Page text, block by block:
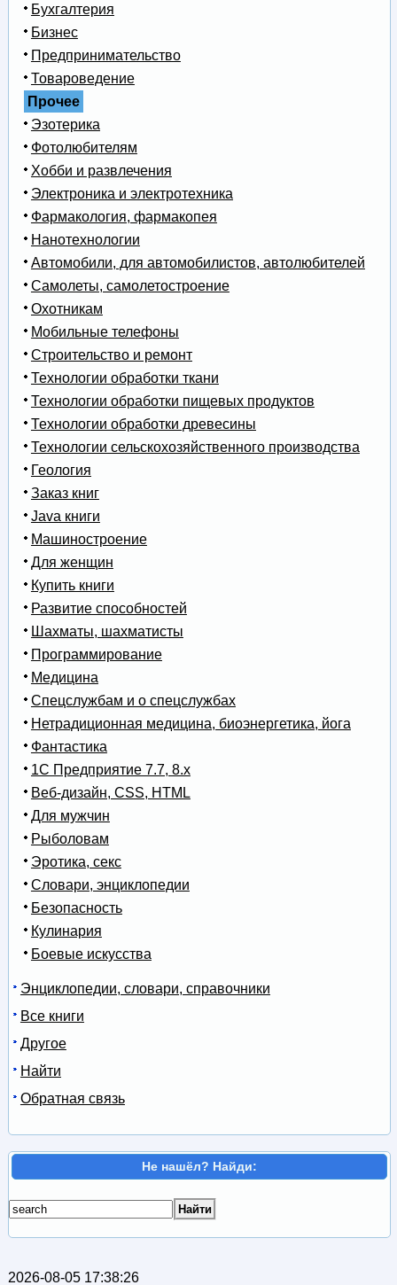
Бухгалтерия
Бизнес
Предпринимательство
Товароведение
Прочее
Эзотерика
Фотолюбителям
Хобби и развлечения
Электроника и электротехника
Фармакология, фармакопея
Нанотехнологии
Автомобили, для автомобилистов, автолюбителей
Самолеты, самолетостроение
Охотникам
Мобильные телефоны
Строительство и ремонт
Технологии обработки ткани
Технологии обработки пищевых продуктов
Технологии обработки древесины
Технологии сельскохозяйственного производства
Геология
Заказ книг
Java книги
Машиностроение
Для женщин
Купить книги
Развитие способностей
Шахматы, шахматисты
Программирование
Медицина
Спецслужбам и о спецслужбах
Нетрадиционная медицина, биоэнергетика, йога
Фантастика
1С Предприятие 7.7, 8.x
Веб-дизайн, CSS, HTML
Для мужчин
Рыболовам
Эротика, секс
Словари, энциклопедии
Безопасность
Кулинария
Боевые искусства
Энциклопедии, словари, справочники
Все книги
Другое
Найти
Обратная связь
Не нашёл? Найди:
2026-08-05 17:38:26